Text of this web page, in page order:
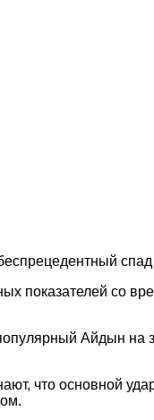
спад
показателей со
Айдын на
что основной